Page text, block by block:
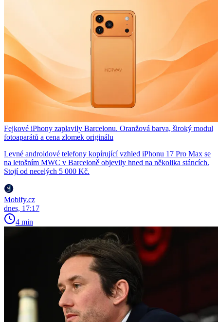
Fejkové iPhony zaplavily Barcelonu. Oranžová barva, široký modul
fotoaparátů a cena zlomek originálu
Levné androidové telefony kopírující vzhled iPhonu 17 Pro Max se
na letošním MWC v Barceloně objevily hned na několika stáncích.
Stojí od necelých 5 000 Kč.
Mobify.cz
dnes, 17:17
4 min